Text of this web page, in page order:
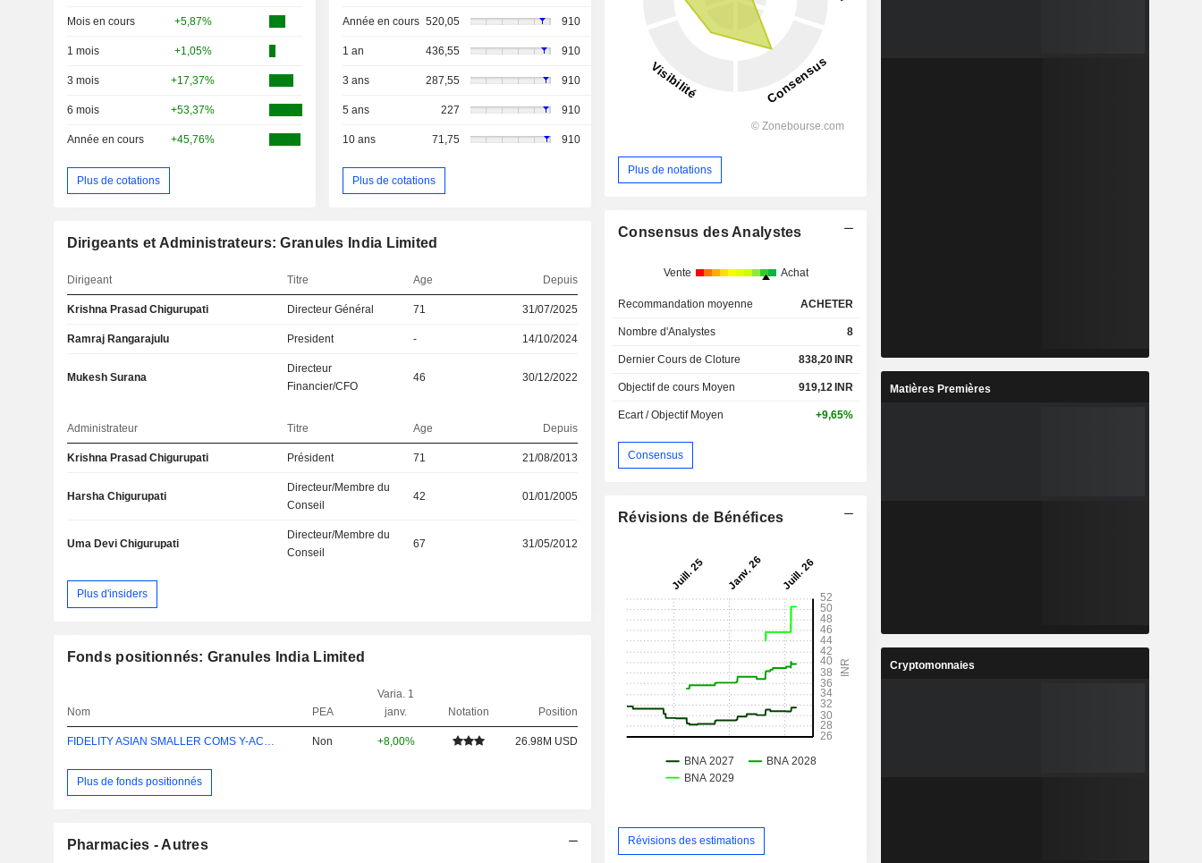
Mois en cours +5,87%
1 mois +1,05%
3 mois +17,37%
6 mois +53,37%
Année en cours +45,76%
Plus de cotations
Année en cours 520,05 910
1 an 436,55 910
3 ans 287,55 910
5 ans 227 910
10 ans 71,75 910
Plus de cotations
Dirigeants et Administrateurs: Granules India Limited
Dirigeant Titre Age Depuis
Krishna Prasad Chigurupati Directeur Général 71 31/07/2025
Ramraj Rangarajulu President - 14/10/2024
Mukesh Surana
Directeur
Financier/CFO
46 30/12/2022
Administrateur Titre Age Depuis
Krishna Prasad Chigurupati Président 71 21/08/2013
Harsha Chigurupati
Directeur/Membre du
Conseil
42 01/01/2005
Uma Devi Chigurupati
Directeur/Membre du
Conseil
67 31/05/2012
Plus d'insiders
Fonds positionnés: Granules India Limited
Nom PEA
Varia. 1
janv.
Notation Position
Non +8,00% 26.98M USD
Plus de fonds positionnés
Pharmacies - Autres
Plus de notations
Consensus des Analystes
Vente Achat
Recommandation moyenne ACHETER
Nombre d'Analystes 8
Dernier Cours de Cloture 838,20 INR
Objectif de cours Moyen 919,12 INR
Ecart / Objectif Moyen +9,65%
Consensus
Révisions de Bénéfices
Révisions des estimations
Matières Premières
Cryptomonnaies